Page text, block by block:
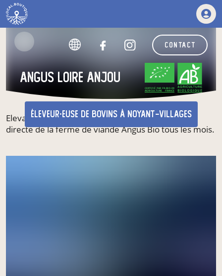
contact
Angus Loire Anjou
CERTIFIÉ PAR FR-BIO-09
AGRICULTURE FRANCE
éleveur·euse de bovinsà Noyant-Villages
Elevage passionnée d'Aberdeen Angus Bio. Vente
directe de la ferme de viande Angus Bio tous les mois.